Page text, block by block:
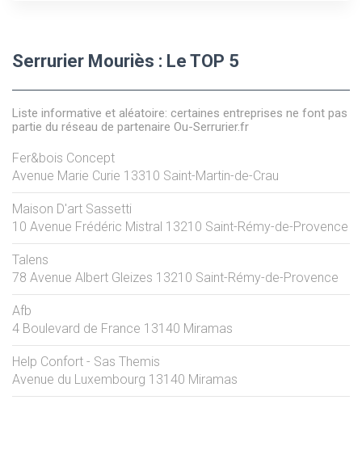
Serrurier Mouriès : Le TOP 5
Liste informative et aléatoire: certaines entreprises ne font pas
partie du réseau de partenaire Ou-Serrurier.fr
Fer&bois Concept
Avenue Marie Curie 13310 Saint-Martin-de-Crau
Maison D'art Sassetti
10 Avenue Frédéric Mistral 13210 Saint-Rémy-de-Provence
Talens
78 Avenue Albert Gleizes 13210 Saint-Rémy-de-Provence
Afb
4 Boulevard de France 13140 Miramas
Help Confort - Sas Themis
Avenue du Luxembourg 13140 Miramas